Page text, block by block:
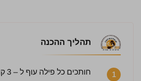
תהליך ההכנה
1